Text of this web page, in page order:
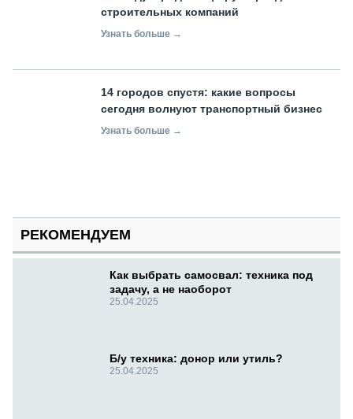
строительных компаний
Узнать больше →
14 городов спустя: какие вопросы
сегодня волнуют транспортный бизнес
Узнать больше →
РЕКОМЕНДУЕМ
Как выбрать самосвал: техника под
задачу, а не наоборот
25.04.2025
Б/у техника: донор или утиль?
25.04.2025